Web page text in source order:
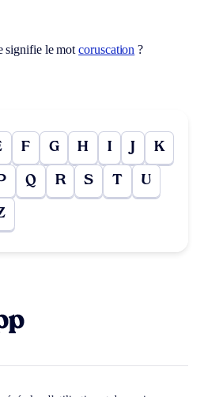
signifie le motcoruscation ?
F G H I J K
Q R S T U